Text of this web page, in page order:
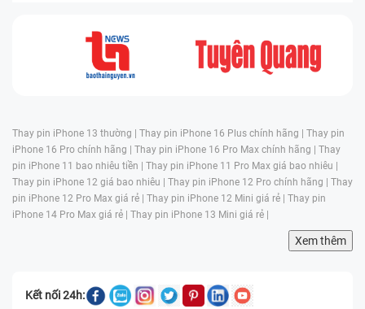
Thay pin iPhone 13 thường | Thay pin iPhone 16 Plus chính hãng | Thay pin
iPhone 16 Pro chính hãng | Thay pin iPhone 16 Pro Max chính hãng | Thay
pin iPhone 11 bao nhiêu tiền | Thay pin iPhone 11 Pro Max giá bao nhiêu |
Thay pin iPhone 12 giá bao nhiêu | Thay pin iPhone 12 Pro chính hãng | Thay
pin iPhone 12 Pro Max giá rẻ | Thay pin iPhone 12 Mini giá rẻ | Thay pin
iPhone 14 Pro Max giá rẻ | Thay pin iPhone 13 Mini giá rẻ |
Xem thêm
Kết nối 24h: